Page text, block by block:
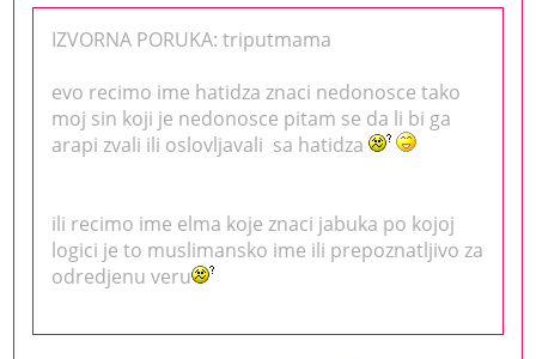
IZVORNA PORUKA: triputmama
evo recimo ime hatidza znaci nedonosce tako
moj sin koji je nedonosce pitam se da li bi ga
arapi zvali ili oslovljavali sa hatidza
ili recimo ime elma koje znaci jabuka po kojoj
logici je to muslimansko ime ili prepoznatljivo za
odredjenu veru